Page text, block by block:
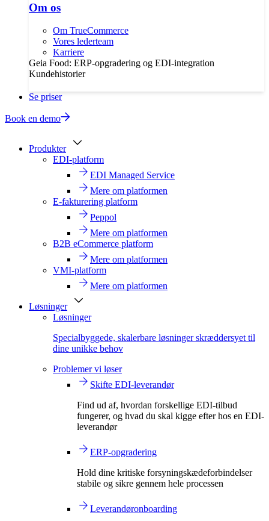
Om os
Om TrueCommerce
Vores lederteam
Karriere
Geia Food: ERP-opgradering og EDI-integration
Kundehistorier
Se priser
Book en demo
Produkter
EDI-platform
EDI Managed Service
Mere om platformen
E-fakturering platform
Peppol
Mere om platformen
B2B eCommerce platform
Mere om platformen
VMI-platform
Mere om platformen
Løsninger
Løsninger
Specialbyggede, skalerbare løsninger skræddersyet til
dine unikke behov
Problemer vi løser
Skifte EDI-leverandør
Find ud af, hvordan forskellige EDI-tilbud
fungerer, og hvad du skal kigge efter hos en EDI-
leverandør
ERP-opgradering
Hold dine kritiske forsyningskædeforbindelser
stabile og sikre gennem hele processen
Leverandøronboarding